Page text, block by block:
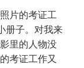
片的考证工
册子。对我来
里的人物没
考证工作又